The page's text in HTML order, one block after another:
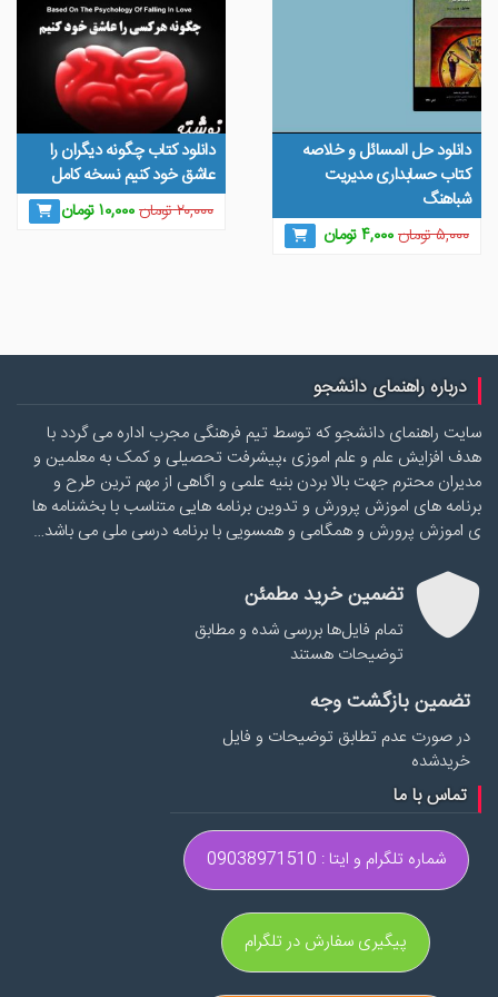
دانلود حل المسائل و خلاصه
کتاب حسابداری مدیریت
شباهنگ
۵,۰۰۰تومانقیمت
۴,۰۰۰تومان قیمت
دانلود کتاب چگونه دیگران را
عاشق خود کنیم نسخه کامل
۲۰,۰۰۰تومانقیمت
۱۰,۰۰۰تومانقیمت
درباره راهنمای دانشجو
سایت راهنمای دانشجو که توسط تیم فرهنگی مجرب اداره می گردد با
هدف افزایش علم و علم اموزی ،پیشرفت تحصیلی و کمک به معلمین و
مدیران محترم جهت بالا بردن بنیه علمی و اگاهی از مهم ترین طرح و
برنامه های اموزش پرورش و تدوین برنامه هایی متناسب با بخشنامه ها
ی اموزش پرورش و همگامی و همسویی با برنامه درسی ملی می باشد…
تضمین خرید مطمئن
تمام فایل‌ها بررسی شده و مطابق
توضیحات هستند
تضمین بازگشت وجه
در صورت عدم تطابق توضیحات و فایل
خریدشده
تماس با ما
شماره تلگرام و ایتا : 09038971510
پیگیری سفارش در تلگرام